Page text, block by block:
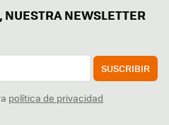
NEWSLETTER
SUSCRIBIR
política de privacidad